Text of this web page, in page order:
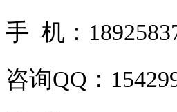
手 机：
咨询QQ：